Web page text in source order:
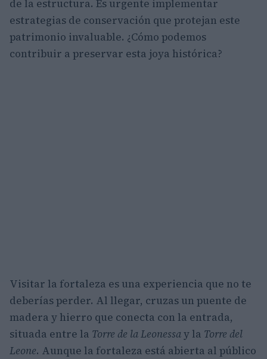
de la estructura. Es urgente implementar
estrategias de conservación que protejan este
patrimonio invaluable. ¿Cómo podemos
contribuir a preservar esta joya histórica?
Visitar la fortaleza es una experiencia que no te
deberías perder. Al llegar, cruzas un puente de
madera y hierro que conecta con la entrada,
situada entre la Torre de la Leonessay la Torre del
Leone. Aunque la fortaleza está abierta al público